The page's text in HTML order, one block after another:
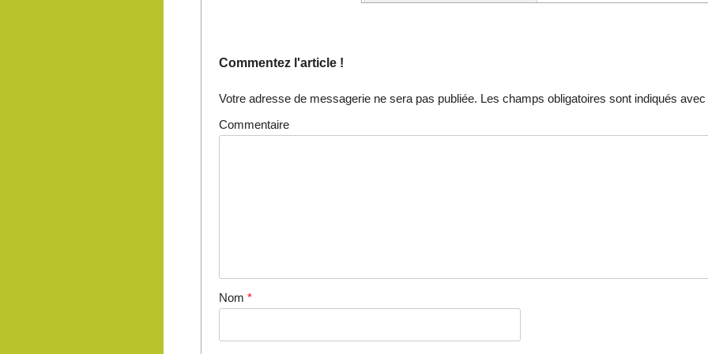
Commentez l'article !
Votre adresse de messagerie ne sera pas publiée. Les champs obligatoires sont indiqués avec
Commentaire
Nom *